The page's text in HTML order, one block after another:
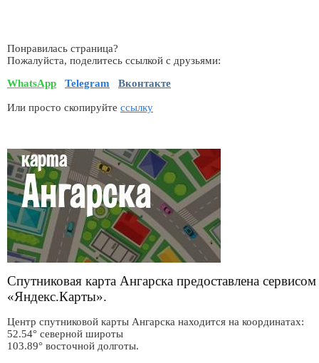
Понравилась страница?
Пожалуйста, поделитесь ссылкой с друзьями:
WhatsApp
Telegram Вконтакте
Или просто скопируйте ссылку
Спутниковая карта Ангарска предоставлена сервисом
«Яндекс.Карты».
Центр спутниковой карты Ангарска находится на координатах:
52.54° северной широты
103.89° восточной долготы.